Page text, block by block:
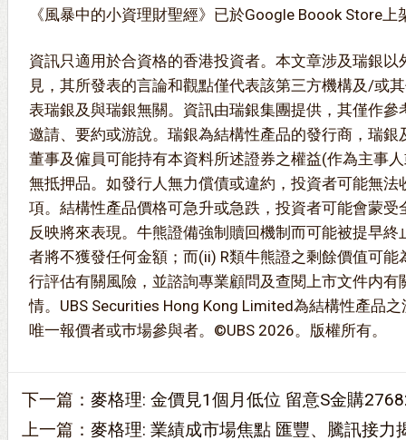
《風暴中的小資理財聖經》已於Google Boook Store上
資訊只適用於合資格的香港投資者。本文章涉及瑞銀以
見，其所發表的言論和觀點僅代表該第三方機構及/或
表瑞銀及與瑞銀無關。資訊由瑞銀集團提供，其僅作參
邀請、要約或游說。瑞銀為結構性產品的發行商，瑞銀
董事及僱員可能持有本資料所述證券之權益(作為主事
無抵押品。如發行人無力償債或違約，投資者可能無法
項。結構性產品價格可急升或急跌，投資者可能會蒙受
反映將來表現。牛熊證備強制贖回機制而可能被提早
者將不獲發任何金額；而(ii) R類牛熊證之剩餘價值可
行評估有關風險，並諮詢專業顧問及查閱上市文件内有
情。UBS Securities Hong Kong Limited為結構性產品
唯一報價者或巿場參與者。©UBS 2026。版權所有。
下一篇： 麥格理: 金價見1個月低位 留意S金購
上一篇： 麥格理: 業績成市場焦點 匯豐、騰訊接力